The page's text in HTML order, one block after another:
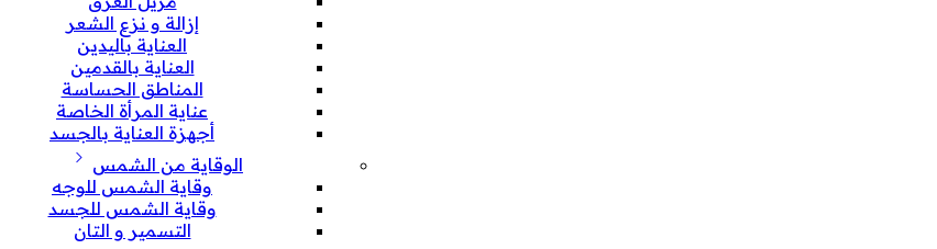
إزالة و نزع الشعر
العناية باليدين
العناية بالقدمين
المناطق الحساسة
عناية المرأة الخاصة
أجهزة العناية بالجسد
الوقاية من الشمس
وقاية الشمس للوجه
وقاية الشمس للجسد
التسمير و التان